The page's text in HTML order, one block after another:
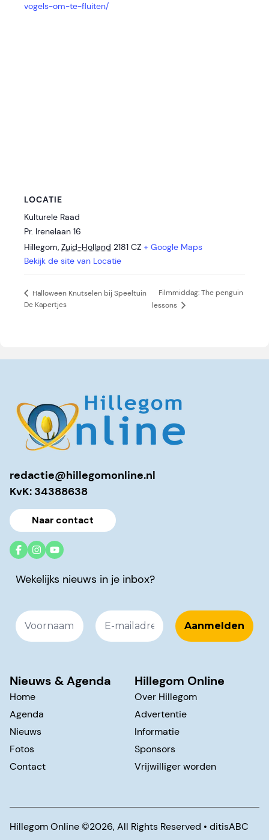
vogels-om-te-fluiten/
LOCATIE
Kulturele Raad
Pr. Irenelaan 16
Hillegom, Zuid-Holland 2181 CZ + Google Maps
Bekijk de site van Locatie
Halloween Knutselen bij Speeltuin
De Kapertjes
Filmmiddag: The penguin
lessons
redactie@hillegomonline.nl
KvK: 34388638
Naar contact
Wekelijks nieuws in je inbox?
Nieuws & Agenda
Home
Agenda
Nieuws
Fotos
Contact
Hillegom Online
Over Hillegom
Advertentie
Informatie
Sponsors
Vrijwilliger worden
Hillegom Online ©️2026, All Rights Reserved • ditisABC